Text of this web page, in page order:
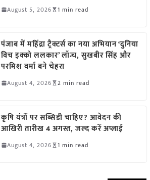
August 5, 2026 1 min read
पंजाब में महिंद्रा ट्रैक्टर्स का नया अभियान ‘दुनिया
विच इक्को ललकार’ लॉन्च, सुखबीर सिंह और
परमिश वर्मा बने चेहरा
August 4, 2026 2 min read
कृषि यंत्रों पर सब्सिडी चाहिए? आवेदन की
आखिरी तारीख 4 अगस्त, जल्द करें अप्लाई
August 4, 2026 1 min read